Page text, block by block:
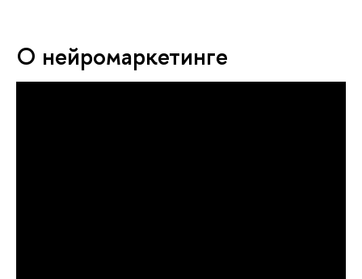
О нейромаркетинге